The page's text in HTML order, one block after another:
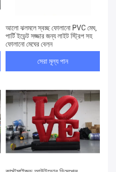
আলো ঝলমলে স্বচ্ছ ফোলানো PVC মেঘ,
পার্টি ইভেন্ট সজ্জার জন্য লাইট স্ট্রিপ সহ
ফোলানো মেঘের বেলুন
সেরা মূল্য পান